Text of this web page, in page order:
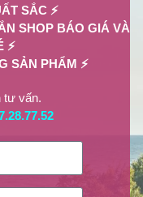
SẮC ⚡
SHOP BÁO GIÁ VÀ
⚡
SẢN PHẨM ⚡
tư vấn.